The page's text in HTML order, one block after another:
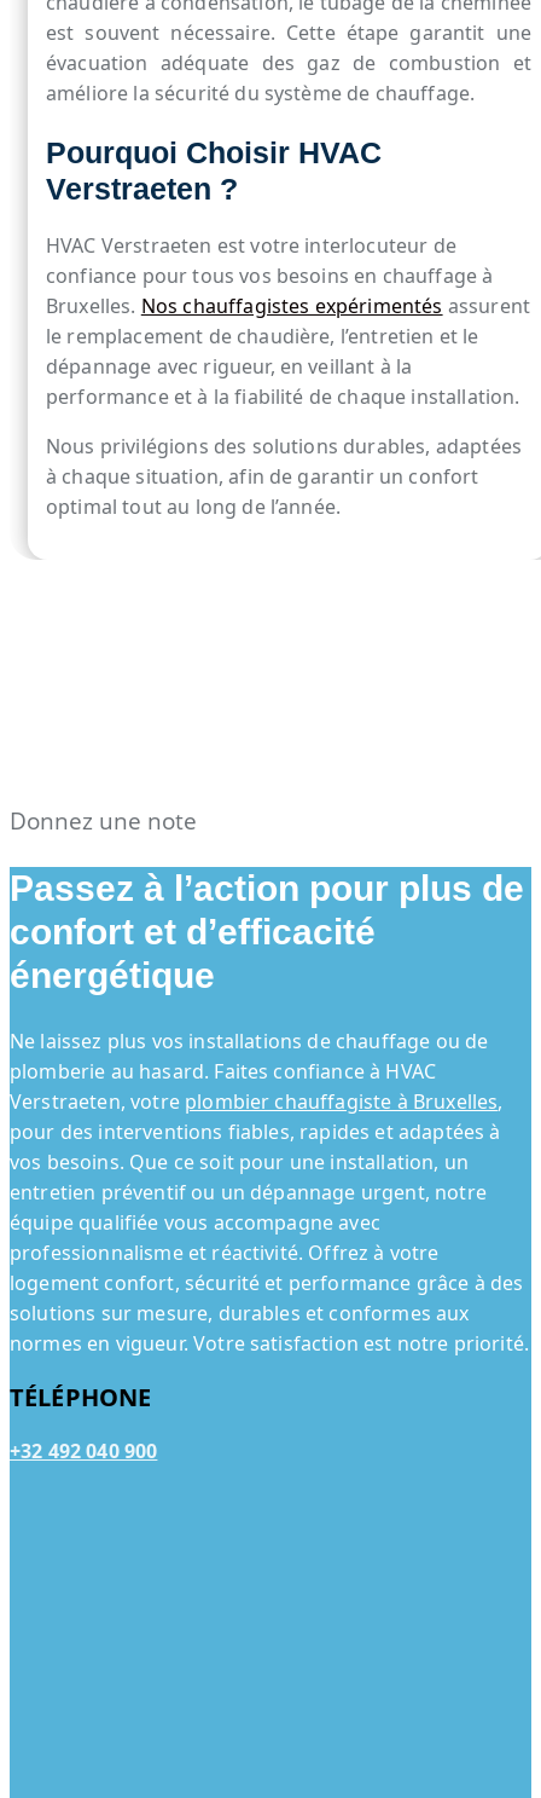
est souvent nécessaire. Cette étape garantit une
évacuation adéquate des gaz de combustion et
améliore la sécurité du système de chauffage.
Pourquoi Choisir HVAC
Verstraeten ?
HVAC Verstraeten est votre interlocuteur de
confiance pour tous vos besoins en chauffage à
Bruxelles. Nos chauffagistes expérimentés assurent
le remplacement de chaudière, l’entretien et le
dépannage avec rigueur, en veillant à la
performance et à la fiabilité de chaque installation.
Nous privilégions des solutions durables, adaptées
à chaque situation, afin de garantir un confort
optimal tout au long de l’année.
Donnez une note
Passez à l’action pour plus de
confort et d’efficacité
énergétique
Ne laissez plus vos installations de chauffage ou de
plomberie au hasard. Faites confiance à HVAC
Verstraeten, votre plombier chauffagiste à Bruxelles,
pour des interventions fiables, rapides et adaptées à
vos besoins. Que ce soit pour une installation, un
entretien préventif ou un dépannage urgent, notre
équipe qualifiée vous accompagne avec
professionnalisme et réactivité. Offrez à votre
logement confort, sécurité et performance grâce à des
solutions sur mesure, durables et conformes aux
normes en vigueur. Votre satisfaction est notre priorité.
TÉLÉPHONE
+32 492 040 900